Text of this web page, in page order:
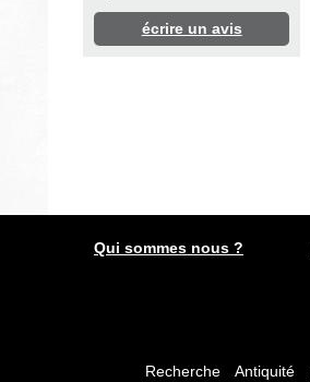
écrire un avis
Qui sommes nous ?
Recherche Antiquité